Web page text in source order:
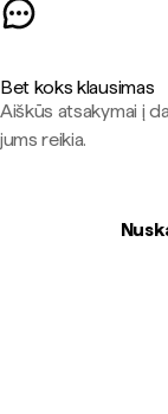
Bet koks klausimas
Aiškūs atsakymai į
jums reikia.